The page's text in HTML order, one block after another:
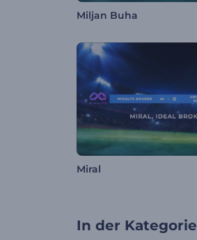
Miljan Buha
Miral
In der Kategorie